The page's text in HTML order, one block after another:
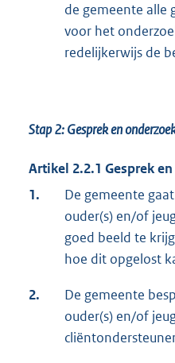
de gemeente alle
voor het
redelijkerwijs de
Stap 2: Gesprek en
Artikel 2.2.1 Gesprek
1.
De gemeente
ouder(s) en/of
goed beeld te
hoe dit opgelost
2.
De gemeente
ouder(s) en/of